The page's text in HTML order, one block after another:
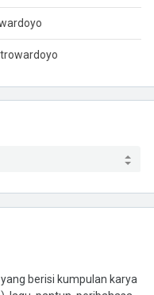
berisi kumpulan karya